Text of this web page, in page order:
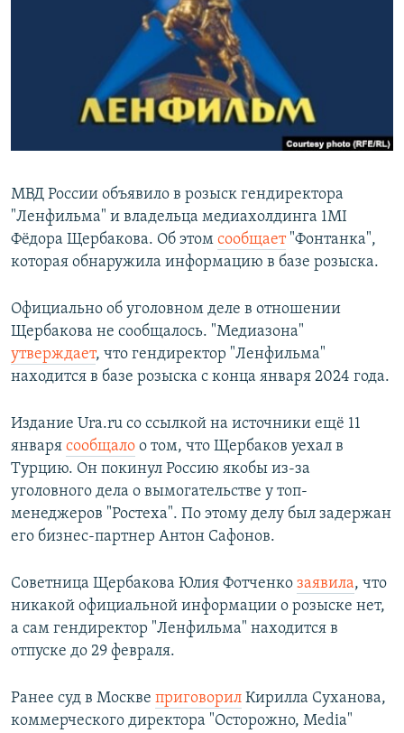
РАСПИСАНИЕ ВЕЩАНИЯ
ПОДПИШИТЕСЬ НА РАССЫЛКУ
СОЦИАЛЬНЫЕ СЕТИ
Все сайты РСЕ/РС
МВД России объявило в розыск гендиректора
"Ленфильма" и владельца медиахолдинга 1MI
Фёдора Щербакова. Об этом сообщает"Фонтанка",
которая обнаружила информацию в базе розыска.
Официально об уголовном деле в отношении
Щербакова не сообщалось. "Медиазона"
утверждает, что гендиректор "Ленфильма"
находится в базе розыска с конца января 2024 года.
Издание Ura.ru со ссылкой на источники ещё 11
января сообщало о том, что Щербаков уехал в
Турцию. Он покинул Россию якобы из-за
уголовного дела о вымогательстве у топ-
менеджеров "Ростеха". По этому делу был задержан
его бизнес-партнер Антон Сафонов.
Советница Щербакова Юлия Фотченко заявила, что
никакой официальной информации о розыске нет,
а сам гендиректор "Ленфильма" находится в
отпуске до 29 февраля.
Ранее суд в Москве приговорил Кирилла Суханова,
коммерческого директора "Осторожно, Media"